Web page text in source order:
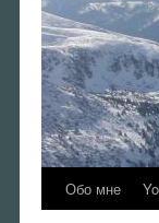
Обо мне